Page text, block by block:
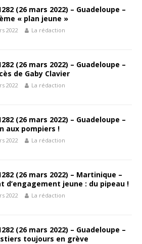
(26 mars 2022) – Guadeloupe –
« plan jeune »
2022 La rédaction
(26 mars 2022) – Guadeloupe –
de Gaby Clavier
2022 La rédaction
(26 mars 2022) – Guadeloupe –
aux pompiers !
2022 La rédaction
(26 mars 2022) – Martinique –
d’engagement jeune : du pipeau !
2022 La rédaction
(26 mars 2022) – Guadeloupe –
toujours en grève